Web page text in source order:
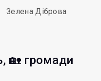
Зелена Діброва
🏡 громади